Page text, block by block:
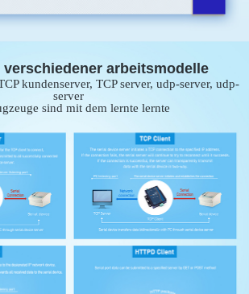
verschiedener arbeitsmodelle
kundenserver, TCP server, udp-server, udp-
server
sind mit dem lernte lernte